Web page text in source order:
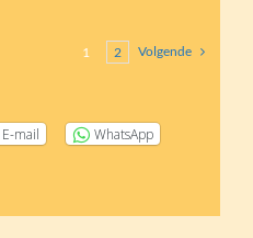
1 2 Volgende
E-mail
WhatsApp